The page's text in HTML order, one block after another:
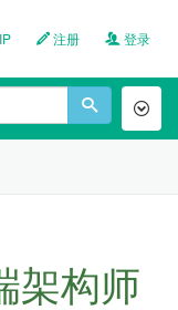
注册 登录
架构师